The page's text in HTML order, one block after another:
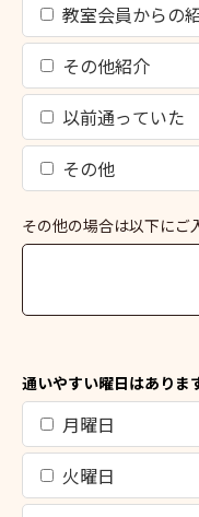
教室会員からの
その他紹介
以前通っていた
その他
その他の場合は以下にご
通いやすい曜日はありま
月曜日
火曜日